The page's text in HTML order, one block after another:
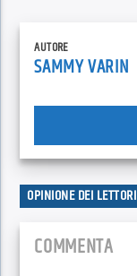
AUTORE
SAMMY VARIN
OPINIONE DEI LETTORI
COMMENTA